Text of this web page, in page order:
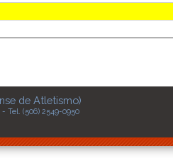
de Atletismo)
Tel. (506) 2549-0950